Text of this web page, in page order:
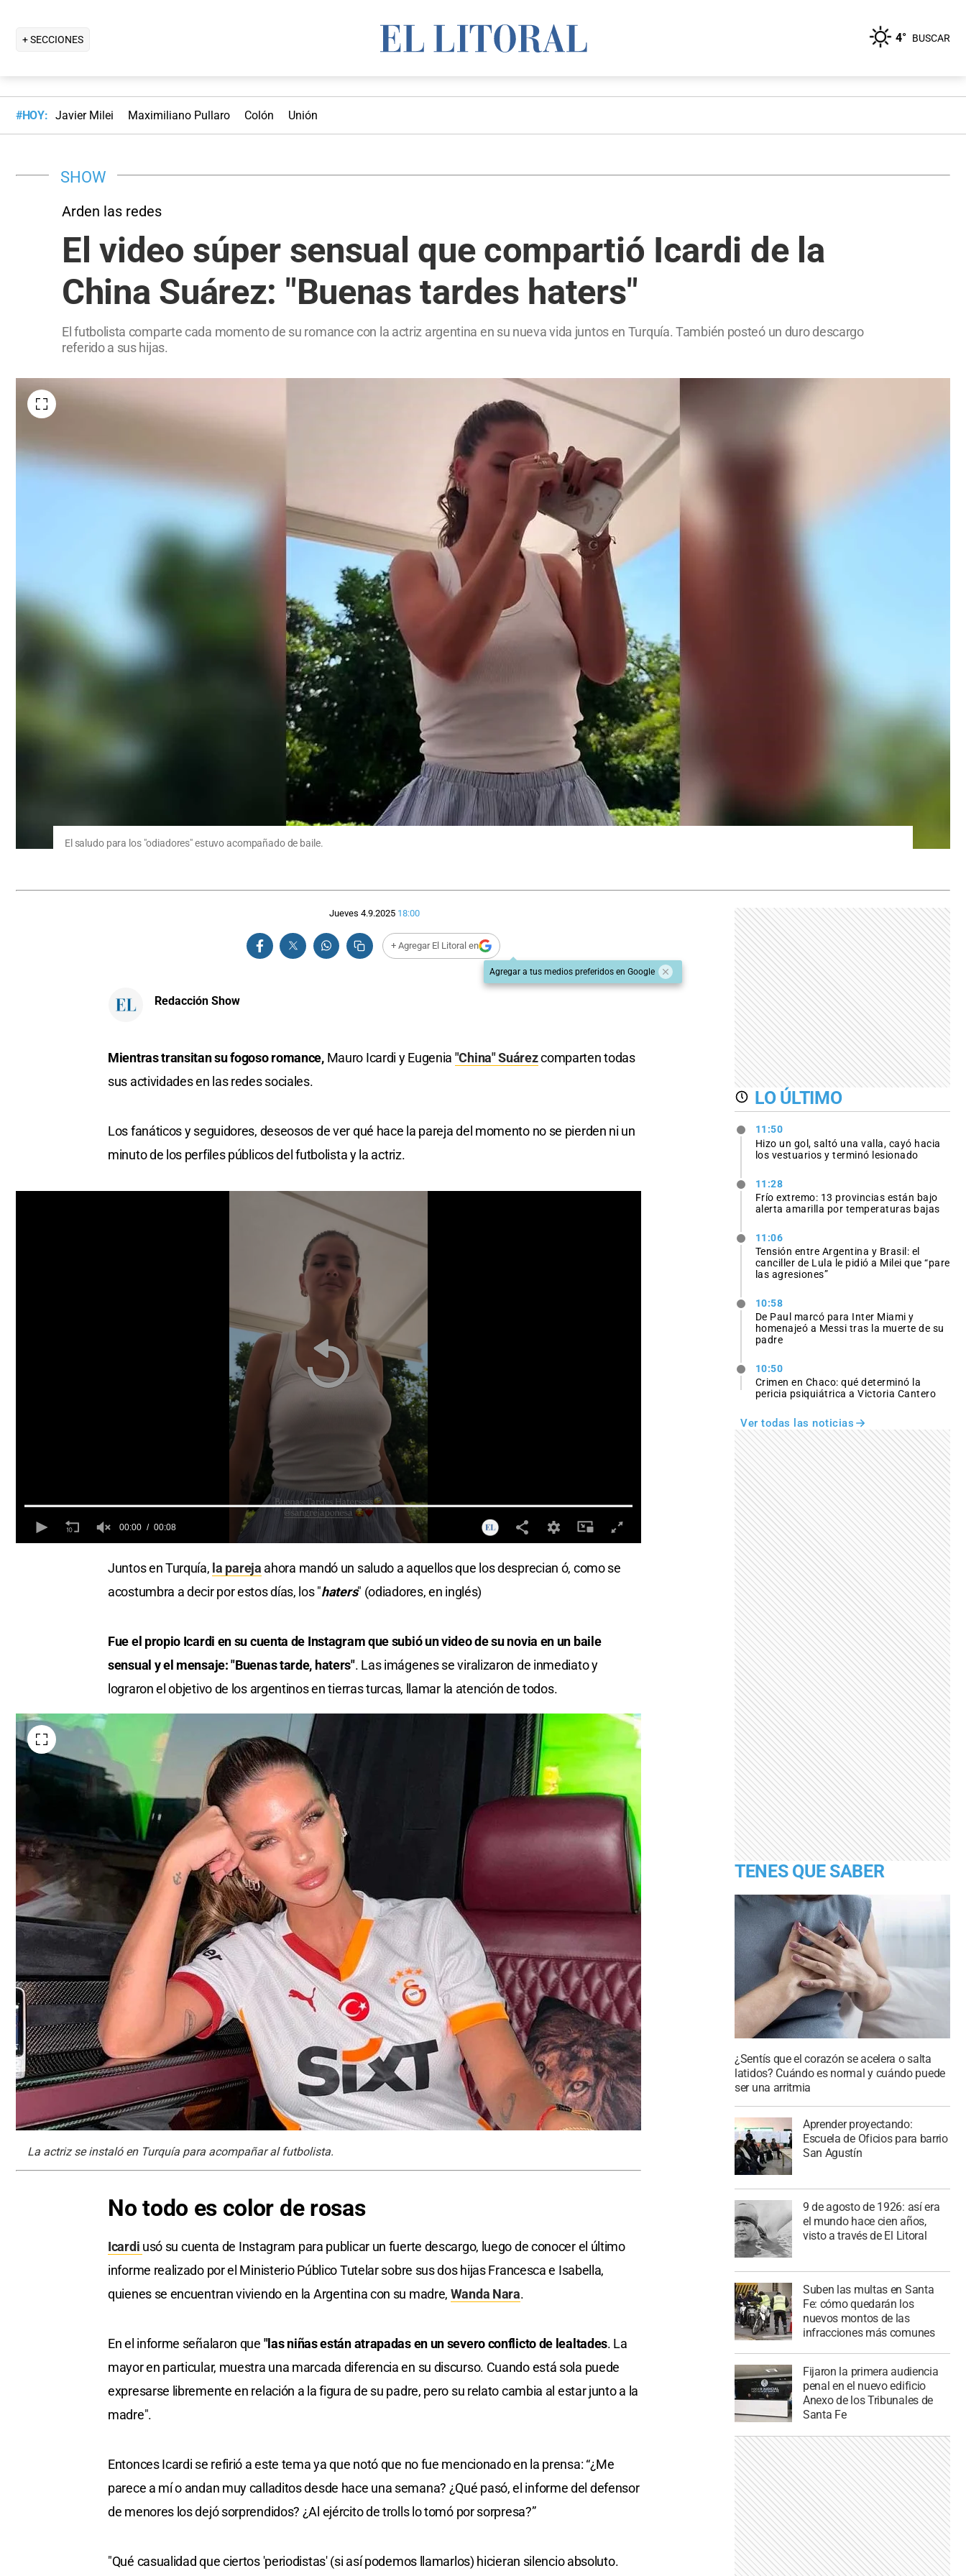
+ SECCIONES 4° BUSCAR
#HOY: Javier Milei Maximiliano Pullaro Colón Unión
SHOW
Arden las redes
El video súper sensual que compartió Icardi de la
China Suárez: "Buenas tardes haters"
El futbolista comparte cada momento de su romance con la actriz argentina en su nueva vida juntos en Turquía. También posteó un duro descargo
referido a sus hijas.
El saludo para los "odiadores" estuvo acompañado de baile.
Jueves 4.9.2025 18:00
+ Agregar El Litoral en
Agregar a tus medios preferidos en Google
Redacción Show
Mientras transitan su fogoso romance,Mauro Icardi y Eugenia "China" Suárezcomparten todas
sus actividades en las redes sociales.
Los fanáticos y seguidores, deseosos de ver qué hace la pareja del momento no se pierden ni un
minuto de los perfiles públicos del futbolista y la actriz.
00:00 00:08
Juntos en Turquía, la pareja ahora mandó un saludo a aquellos que los desprecian ó, como se
acostumbra a decir por estos días, los "haters" (odiadores, en inglés)
Fue el propio Icardi en su cuenta de Instagram que subió un video de su novia en un baile
sensual y el mensaje: "Buenas tarde, haters". Las imágenes se viralizaron de inmediato y
lograron el objetivo de los argentinos en tierras turcas, llamar la atención de todos.
La actriz se instaló en Turquía para acompañar al futbolista.
No todo es color de rosas
Icardi usó su cuenta de Instagram para publicar un fuerte descargo, luego de conocer el último
informe realizado por el Ministerio Público Tutelar sobre sus dos hijas Francesca e Isabella,
quienes se encuentran viviendo en la Argentina con su madre, Wanda Nara.
En el informe señalaron que "las niñas están atrapadas en un severo conflicto de lealtades. La
mayor en particular, muestra una marcada diferencia en su discurso. Cuando está sola puede
expresarse libremente en relación a la figura de su padre, pero su relato cambia al estar junto a la
madre".
Entonces Icardi se refirió a este tema ya que notó que no fue mencionado en la prensa: “¿Me
parece a mí o andan muy calladitos desde hace una semana? ¿Qué pasó, el informe del defensor
de menores los dejó sorprendidos? ¿Al ejército de trolls lo tomó por sorpresa?”
"Qué casualidad que ciertos 'periodistas' (si así podemos llamarlos) hicieran silencio absoluto.
LO ÚLTIMO
11:50
Hizo un gol, saltó una valla, cayó hacia
los vestuarios y terminó lesionado
11:28
Frío extremo: 13 provincias están bajo
alerta amarilla por temperaturas bajas
11:06
Tensión entre Argentina y Brasil: el
canciller de Lula le pidió a Milei que “pare
las agresiones”
10:58
De Paul marcó para Inter Miami y
homenajeó a Messi tras la muerte de su
padre
10:50
Crimen en Chaco: qué determinó la
pericia psiquiátrica a Victoria Cantero
Ver todas las noticias
TENES QUE SABER
¿Sentís que el corazón se acelera o salta
latidos? Cuándo es normal y cuándo puede
ser una arritmia
Aprender proyectando:
Escuela de Oficios para barrio
San Agustín
9 de agosto de 1926: así era
el mundo hace cien años,
visto a través de El Litoral
Suben las multas en Santa
Fe: cómo quedarán los
nuevos montos de las
infracciones más comunes
Fijaron la primera audiencia
penal en el nuevo edificio
Anexo de los Tribunales de
Santa Fe